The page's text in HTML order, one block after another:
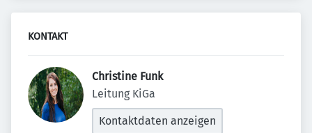
KONTAKT
Christine Funk
Leitung KiGa
Kontaktdaten anzeigen